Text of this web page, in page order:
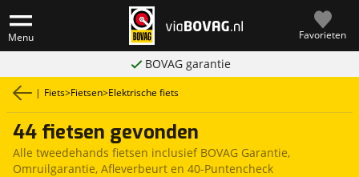
Menu Favorieten
BOVAG garantie
| Fiets>Fietsen>Elektrische fiets
44 fietsen gevonden
Alle tweedehands fietsen inclusief BOVAG Garantie,
Omruilgarantie, Afleverbeurt en 40-Puntencheck